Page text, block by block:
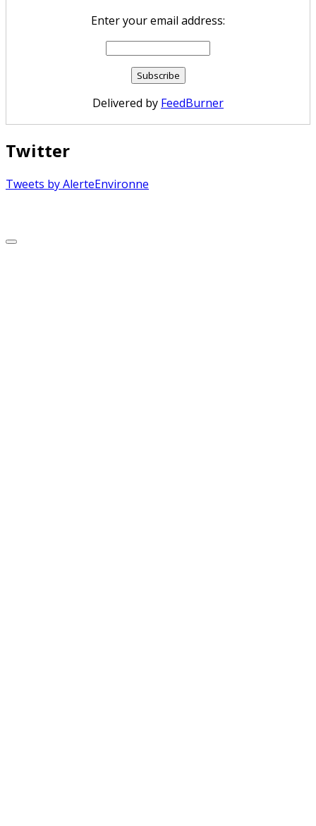
Enter your email address:
Delivered by FeedBurner
Twitter
Tweets by AlerteEnvironne
Scroll